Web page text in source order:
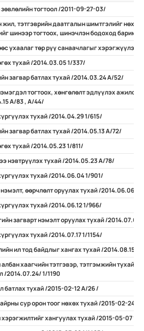
тогтоол /2011-09-27-03/
тэтгэврийн даатгалын шимтгэлийг нөхөн
шинээр тогтоох, шинэчлэн бодоход
ухаалаг төр рүү санаачлагыг хэрэгжүүлэх
тухай /2014.03.05 1/337/
загвар батлах тухай /2014.03.24 А/52/
тогтоох, хөнгөлөлт эдлүүлэх
А/83 , А/44/
тухай /2014.04.29 1/615/
загвар батлах тухай /2014.05.13 А/72/
тухай /2014.05.23 1/811/
нэвтрүүлэх тухай /2014.05.23 А/78/
тухай /2014.06.04 1/901/
өөрчлөлт оруулах тухай /2014.06.06
тухай /2014.06.12 1/966/
загварт нэмэлт оруулах тухай /2014.07.07
тухай /2014.07.17 1/1154/
ил тод байдлыг хангах тухай /2014.08.15
хаагчийн тэтгэвэр, тэтгэмжийн тухай
/2014.07.24/ 1/1190
батлах тухай /2015-02-12 А/26 /
сур орон тоог нөхөх тухай /2015-02-24 А/
хангуулах тухай /2015-05-07 11/